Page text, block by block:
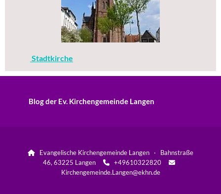
Stadtkirche
Blog der Ev. Kirchengemeinde Langen

Evangelische Kirchengemeinde Langen · Bahnstraße
46, 63225 Langen
 +49610322820 
Kirchengemeinde.Langen@ekhn.de